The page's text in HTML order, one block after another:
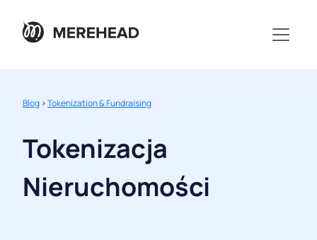
Blog >Tokenization & Fundraising
Tokenizacja
Nieruchomości